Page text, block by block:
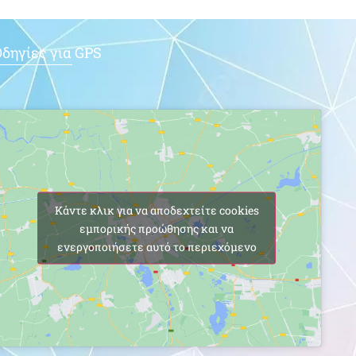
για GPS
Κάντε κλικ για να αποδεχτείτε cookies
εμπορικής προώθησης και να
ενεργοποιήσετε αυτό το περιεχόμενο